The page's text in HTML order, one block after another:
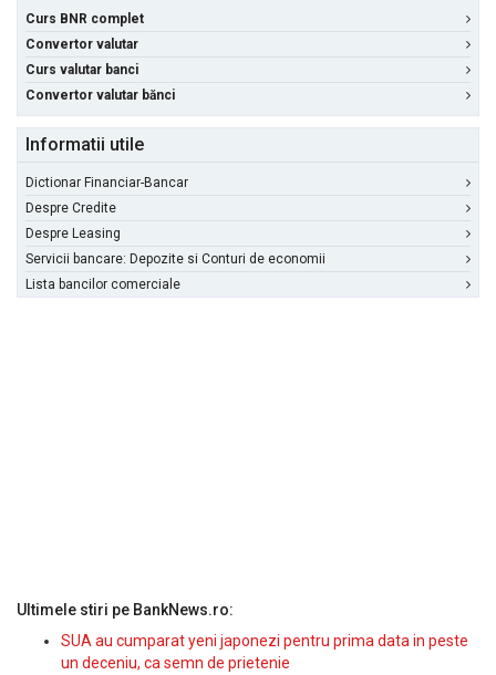
Curs BNR complet
Convertor valutar
Curs valutar banci
Convertor valutar bănci
Informatii utile
Dictionar Financiar-Bancar
Despre Credite
Despre Leasing
Servicii bancare: Depozite si Conturi de economii
Lista bancilor comerciale
Ultimele stiri pe BankNews.ro:
SUA au cumparat yeni japonezi pentru prima data in peste
un deceniu, ca semn de prietenie